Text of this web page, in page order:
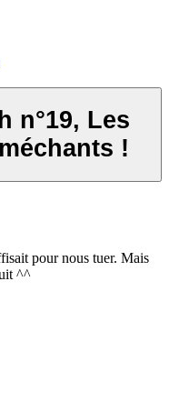
n°19, Les
!
pour nous tuer. Mais
^^